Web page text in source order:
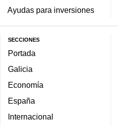
Ayudas para inversiones
SECCIONES
Portada
Galicia
Economía
España
Internacional